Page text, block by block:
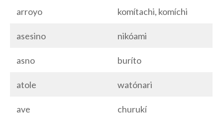
arroyo komítachi, komíchi
asesino nikóami
asno buríto
atole watónari
ave churukí